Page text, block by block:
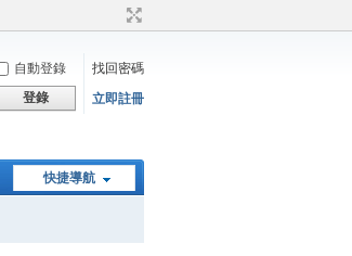
自動登錄
找回密碼
登錄 立即註冊
快捷導航